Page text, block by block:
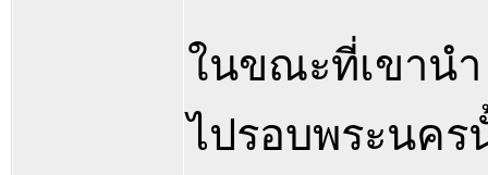
ในขณะที่เขานำ
ไปรอบพระนคร